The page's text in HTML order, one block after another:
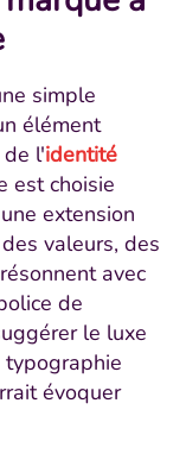
simple
élément
l'identité
est choisie
extension
valeurs, des
avec
de
le luxe
évoquer